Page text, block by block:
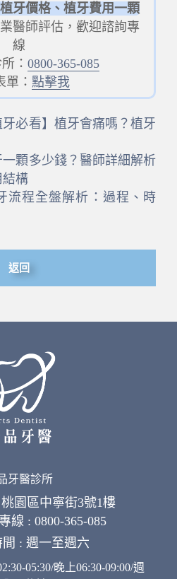
牙價格、植牙費用一顆
醫師評估，歡迎諮詢專
線
： 0800-365-085
單： 點擊我
牙必看】植牙會痛嗎？植牙
一顆多少錢？醫師詳細解析
結構
流程全盤解析：過程、時
返回
牙醫診所
園區中寧街3號1樓
線 : 0800-365-085
間 : 週一至週六
05:30/晚上06:30-09:00/週